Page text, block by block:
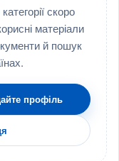
скоро
матеріали
й пошук
профіль